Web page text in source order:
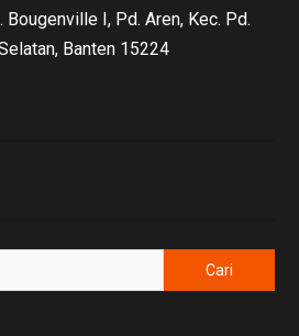
Bougenville I, Pd. Aren, Kec. Pd.
Banten 15224